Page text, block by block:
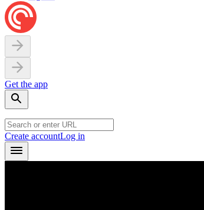
Get the app
Create accountLog in